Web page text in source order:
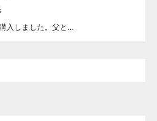
入しました。父と…